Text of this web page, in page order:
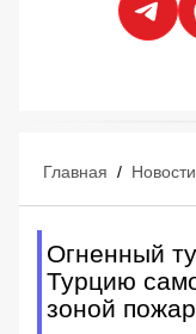
Главная / Новости
Огненный
Турцию
зоной